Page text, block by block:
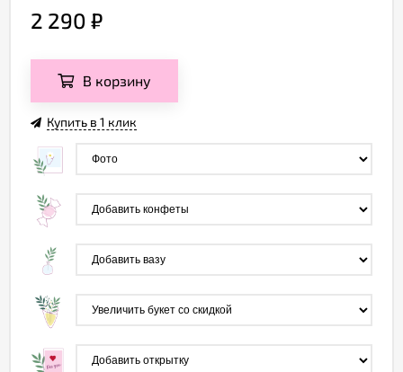
2 290 ₽
В корзину
Купить в 1 клик